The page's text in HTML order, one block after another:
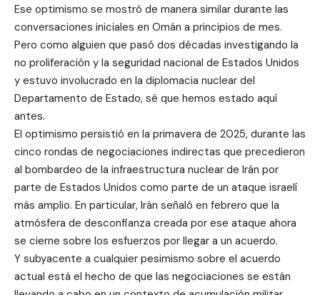
Ese optimismo se mostró de manera similar durante las
conversaciones iniciales en Omán a principios de mes.
Pero como alguien que pasó dos décadas investigando la
no proliferación y la seguridad nacional de Estados Unidos
y estuvo involucrado en la diplomacia nuclear del
Departamento de Estado, sé que hemos estado aquí
antes.
El optimismo persistió en la primavera de 2025, durante las
cinco rondas de negociaciones indirectas que precedieron
al bombardeo de la infraestructura nuclear de Irán por
parte de Estados Unidos como parte de un ataque israelí
más amplio. En particular, Irán señaló en febrero que la
atmósfera de desconfianza creada por ese ataque ahora
se cierne sobre los esfuerzos por llegar a un acuerdo.
Y subyacente a cualquier pesimismo sobre el acuerdo
actual está el hecho de que las negociaciones se están